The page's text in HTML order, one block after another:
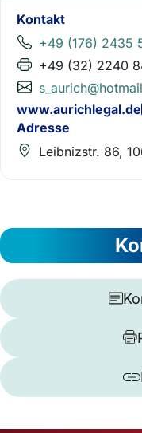
Kontakt
+49 (176) 2435
+49 (32) 2240
www.aurichlegal.de
Adresse
Leibnizstr. 86,